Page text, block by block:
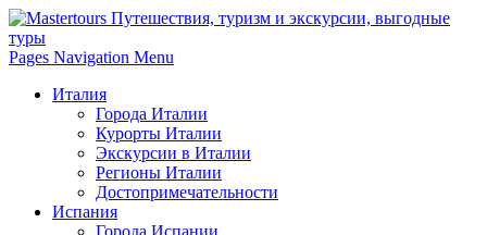
Pages Navigation Menu
Италия
Города Италии
Курорты Италии
Экскурсии в Италии
Регионы Италии
Достопримечательности
Испания
Города Испании